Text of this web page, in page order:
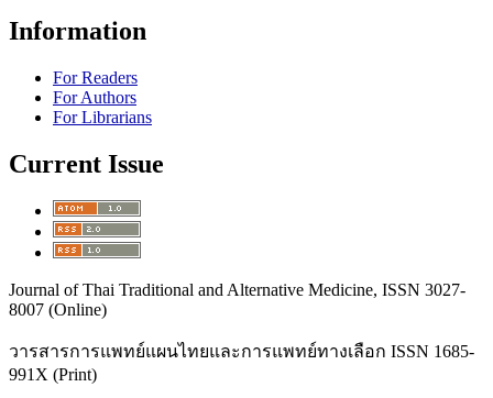
Information
For Readers
For Authors
For Librarians
Current Issue
Journal of Thai Traditional and Alternative Medicine, ISSN 3027-
8007 (Online)
วารสารการแพทย์แผนไทยและการแพทย์ทางเลือก ISSN 1685-
991X (Print)